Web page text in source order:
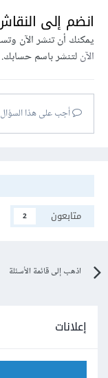
انضم إلى
يمكنك أن تنشر الآن
الآنلتنشر باسم حسابك.
أجب على هذا
متابعون
2
اذهب إلى قائمة الأسئلة
إعلانات